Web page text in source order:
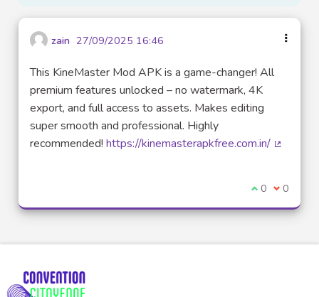
zain 27/09/2025 16:46
This KineMaster Mod APK is a game-changer! All
premium features unlocked – no watermark, 4K
export, and full access to assets. Makes editing
super smooth and professional. Highly
recommended! https://kinemasterapkfree.com.in/
Je suis
0 Je ne
0